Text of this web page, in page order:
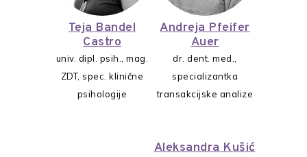
Teja Bandel
Castro
univ. dipl. psih., mag.
ZDT, spec. klinične
psihologije
Andreja Pfeifer
Auer
dr. dent. med.,
specializantka
transakcijske analize
Aleksandra Kušić